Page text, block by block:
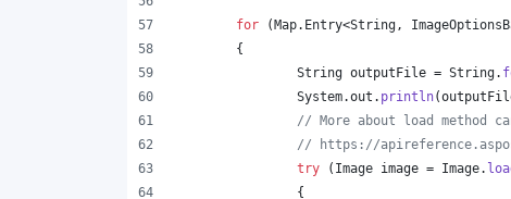
for ( Map. Entry<String,
	{
String outputFile = String.
System.out . println(
// More about load method
// https://
try ( Image image = Image.
		{